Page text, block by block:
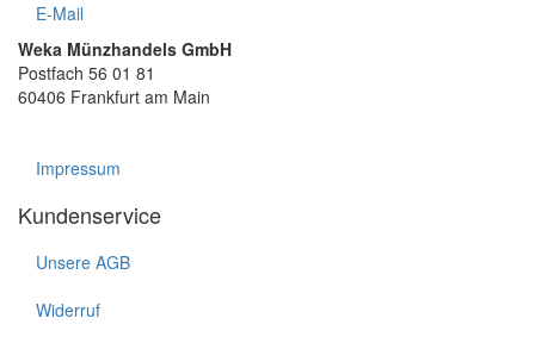
E-Mail
Weka Münzhandels GmbH
Postfach 56 01 81
60406 Frankfurt am Main
Impressum
Kundenservice
Unsere AGB
Widerruf